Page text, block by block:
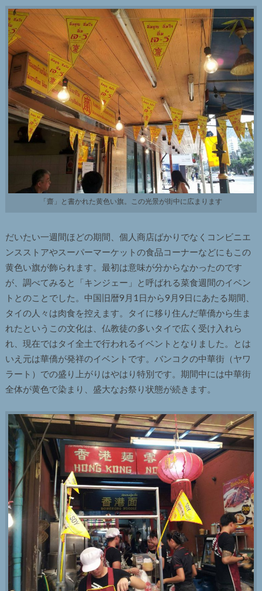
「齋」と書かれた黄色い旗。この光景が街中に広まります
だいたい一週間ほどの期間、個人商店ばかりでなくコンビニエ
ンスストアやスーパーマーケットの食品コーナーなどにもこの
黄色い旗が飾られます。最初は意味が分からなかったのです
が、調べてみると「キンジェー」と呼ばれる菜食週間のイベン
トとのことでした。中国旧暦9月1日から9月9日にあたる期間、
タイの人々は肉食を控えます。タイに移り住んだ華僑から生ま
れたというこの文化は、仏教徒の多いタイで広く受け入れら
れ、現在ではタイ全土で行われるイベントとなりました。とは
いえ元は華僑が発祥のイベントです。バンコクの中華街（ヤワ
ラート）での盛り上がりはやはり特別です。期間中には中華街
全体が黄色で染まり、盛大なお祭り状態が続きます。